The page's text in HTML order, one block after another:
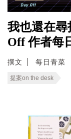
我也還在
Off 作者每
撰文 每日青菜
提案on the desk